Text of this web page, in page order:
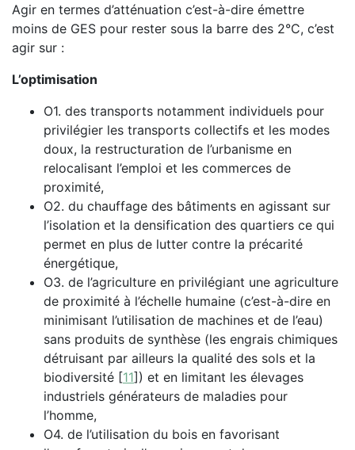
Agir en termes d’atténuation c’est-à-dire émettre
moins de GES pour rester sous la barre des 2°C, c’est
agir sur :
L’optimisation
O1. des transports notamment individuels pour
privilégier les transports collectifs et les modes
doux, la restructuration de l’urbanisme en
relocalisant l’emploi et les commerces de
proximité,
O2. du chauffage des bâtiments en agissant sur
l’isolation et la densification des quartiers ce qui
permet en plus de lutter contre la précarité
énergétique,
O3. de l’agriculture en privilégiant une agriculture
de proximité à l’échelle humaine (c’est-à-dire en
minimisant l’utilisation de machines et de l’eau)
sans produits de synthèse (les engrais chimiques
détruisant par ailleurs la qualité des sols et la
biodiversité [11]) et en limitant les élevages
industriels générateurs de maladies pour
l’homme,
O4. de l’utilisation du bois en favorisant